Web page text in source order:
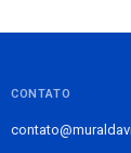
CONTATO